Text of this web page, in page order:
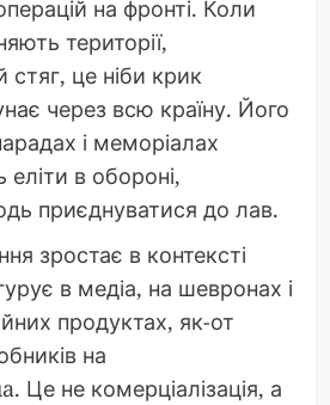
на фронті. Коли
території,
це ніби крик
через всю країну. Його
і меморіалах
в обороні,
приєднуватися до лав.
зростає в контексті
в медіа, на шевронах і
продуктах, як-от
на
Це не комерціалізація, а